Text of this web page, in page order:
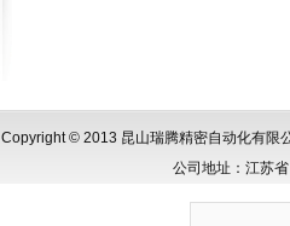
Copyright © 2013 昆山瑞腾精密自动化有限
公司地址：江苏